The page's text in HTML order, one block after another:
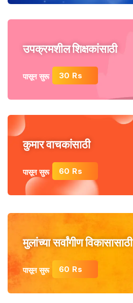
उपक्रमशील शिक्षकांसाठी
पासून सुरू 30 Rs
कुमार वाचकांसाठी
पासून सुरू 60 Rs
मुलांच्या सर्वांगीण विकासासाठी
पासून सुरू 60 Rs